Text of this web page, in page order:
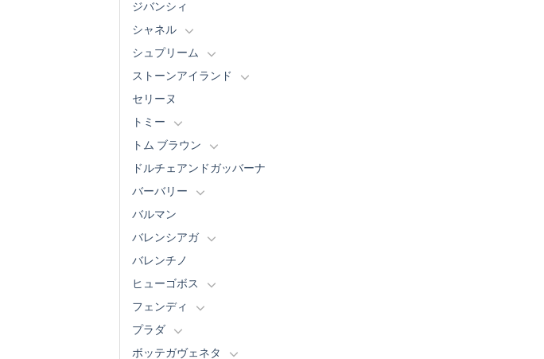
ジバンシィ
シャネル
シュプリーム
ストーンアイランド
セリーヌ
トミー
トム ブラウン
ドルチェアンドガッバーナ
バーバリー
バルマン
バレンシアガ
バレンチノ
ヒューゴボス
フェンディ
プラダ
ボッテガヴェネタ